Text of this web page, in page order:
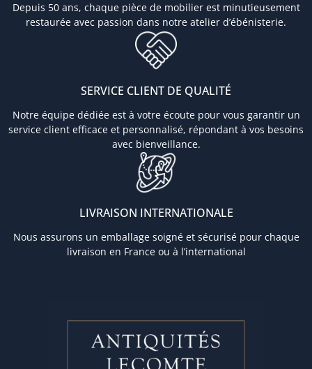
Depuis 50 ans, chaque pièce de mobilier est minutieusement
restaurée avec passion dans notre atelier d’ébénisterie.
SERVICE CLIENT DE QUALITÉ
Notre équipe dédiée est à votre écoute pour vous garantir un
service client efficace et personnalisé, répondant à vos besoins
avec bienveillance.
LIVRAISON INTERNATIONALE
Nous assurons un emballage soigné et sécurisé pour chaque
livraison en France ou à l’international